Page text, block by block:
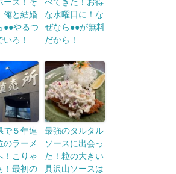
俺と結婚
●●やるつ
いろ！
な水曜日に！な
ぜなら●●が無料
だから！
で５年連
のラーメ
！こりゃ
！最初の
最強のタルタル
ソースに出会っ
た！粒の大きい
具沢山ソースは